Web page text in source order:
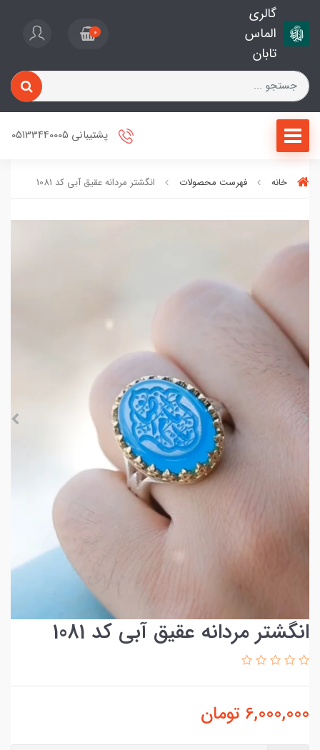
گالری
الماس
تابان
0
پشتیبانی 05133440005
خانه فهرست محصولات انگشتر مردانه عقیق آبی کد 1081
انگشتر مردانه عقیق آبی کد 1081
6,000,000 تومان